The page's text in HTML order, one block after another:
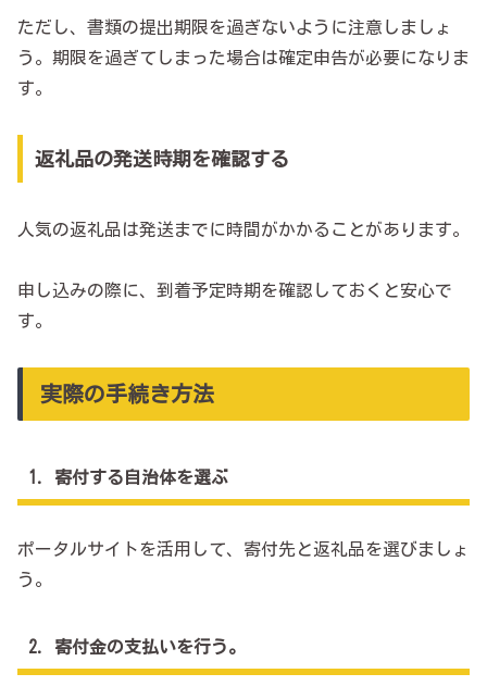
ただし、書類の提出期限を過ぎないように注意しましょ
う。期限を過ぎてしまった場合は確定申告が必要になりま
す。
返礼品の発送時期を確認する
人気の返礼品は発送までに時間がかかることがあります。
申し込みの際に、到着予定時期を確認しておくと安心で
す。
実際の手続き方法
1．寄付する自治体を選ぶ
ポータルサイトを活用して、寄付先と返礼品を選びましょ
う。
2．寄付金の支払いを行う。